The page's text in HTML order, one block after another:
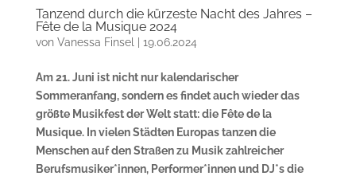
Tanzend durch die kürzeste Nacht des Jahres –
Fête de la Musique 2024
von Vanessa Finsel 19.06.2024
Am 21. Juni ist nicht nur kalendarischer
Sommeranfang, sondern es findet auch wieder das
größte Musikfest der Welt statt: die Fête de la
Musique. In vielen Städten Europas tanzen die
Menschen auf den Straßen zu Musik zahlreicher
Berufsmusiker*innen, Performer*innen und DJ*s die